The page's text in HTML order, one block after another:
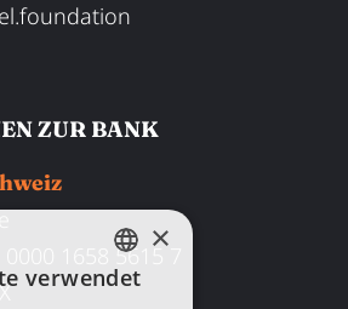
ZUR BANK
0000 1658 5615 7
ENGLISH
×
verwendet